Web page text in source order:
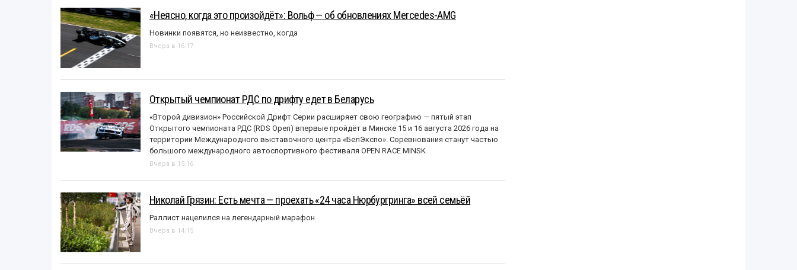
«Неясно, когда это произойдёт»: Вольф — об обновлениях Mercedes-AMG
Новинки появятся, но неизвестно, когда
Вчера в 16:17
Открытый чемпионат РДС по дрифту едет в Беларусь
«Второй дивизион» Российской Дрифт Серии расширяет свою географию — пятый этап
Открытого чемпионата РДС (RDS Open) впервые пройдёт в Минске 15 и 16 августа 2026 года на
территории Международного выставочного центра «БелЭкспо». Соревнования станут частью
большого международного автоспортивного фестиваля OPEN RACE MINSK
Вчера в 15:16
Николай Грязин: Есть мечта — проехать «24 часа Нюрбургринга» всей семьёй
Раллист нацелился на легендарный марафон
Вчера в 14:15